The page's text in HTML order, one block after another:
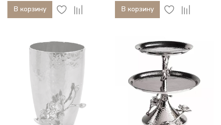
В корзину В корзину